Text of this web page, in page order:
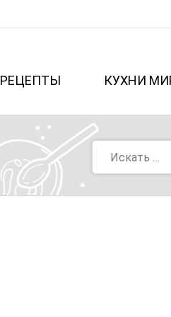
РЕЦЕПТЫ КУХНИ